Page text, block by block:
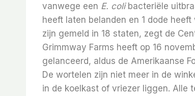
vanwege een E. colibacteriële
heeft laten belanden en 1 dode
zijn gemeld in 18 staten, zegt de
Grimmway Farms heeft op 16
gelanceerd, aldus de Amerikaanse
De wortelen zijn niet meer in de
in de koelkast of vriezer liggen. Alle